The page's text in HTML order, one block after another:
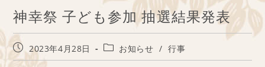
神幸祭 子ども参加 抽選結果発表
2023年4月28日 お知らせ / 行事